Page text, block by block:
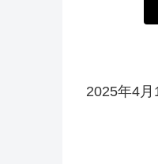
2025年4月